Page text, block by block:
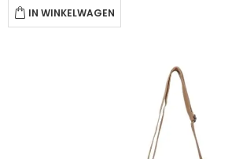
IN WINKELWAGEN